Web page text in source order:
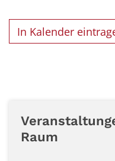
In Kalender
Raum